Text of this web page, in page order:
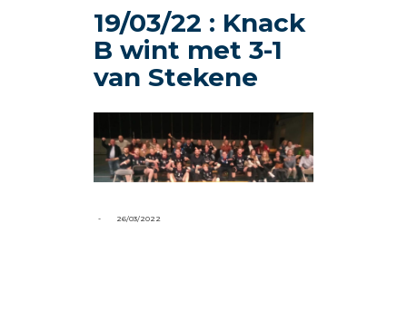
19/03/22 : Knack
B wint met 3-1
van Stekene
- 26/03/2022